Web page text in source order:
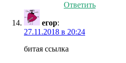
Ответить
егор:
27.11.2018 в 20:24
битая ссылка